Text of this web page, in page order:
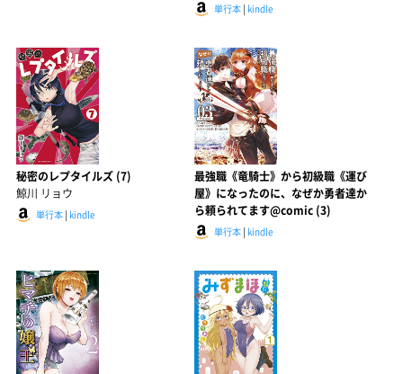
単行本| kindle
秘密のレプタイルズ (7)
鯨川 リョウ
単行本 | kindle
最強職《竜騎士》から初級職《運び
屋》になったのに、なぜか勇者達か
ら頼られてます@comic (3)
単行本| kindle